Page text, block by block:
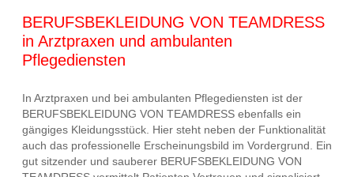
BERUFSBEKLEIDUNG VON TEAMDRESS
in Arztpraxen und ambulanten
Pflegediensten
In Arztpraxen und bei ambulanten Pflegediensten ist der
BERUFSBEKLEIDUNG VON TEAMDRESS ebenfalls ein
gängiges Kleidungsstück. Hier steht neben der Funktionalität
auch das professionelle Erscheinungsbild im Vordergrund. Ein
gut sitzender und sauberer BERUFSBEKLEIDUNG VON